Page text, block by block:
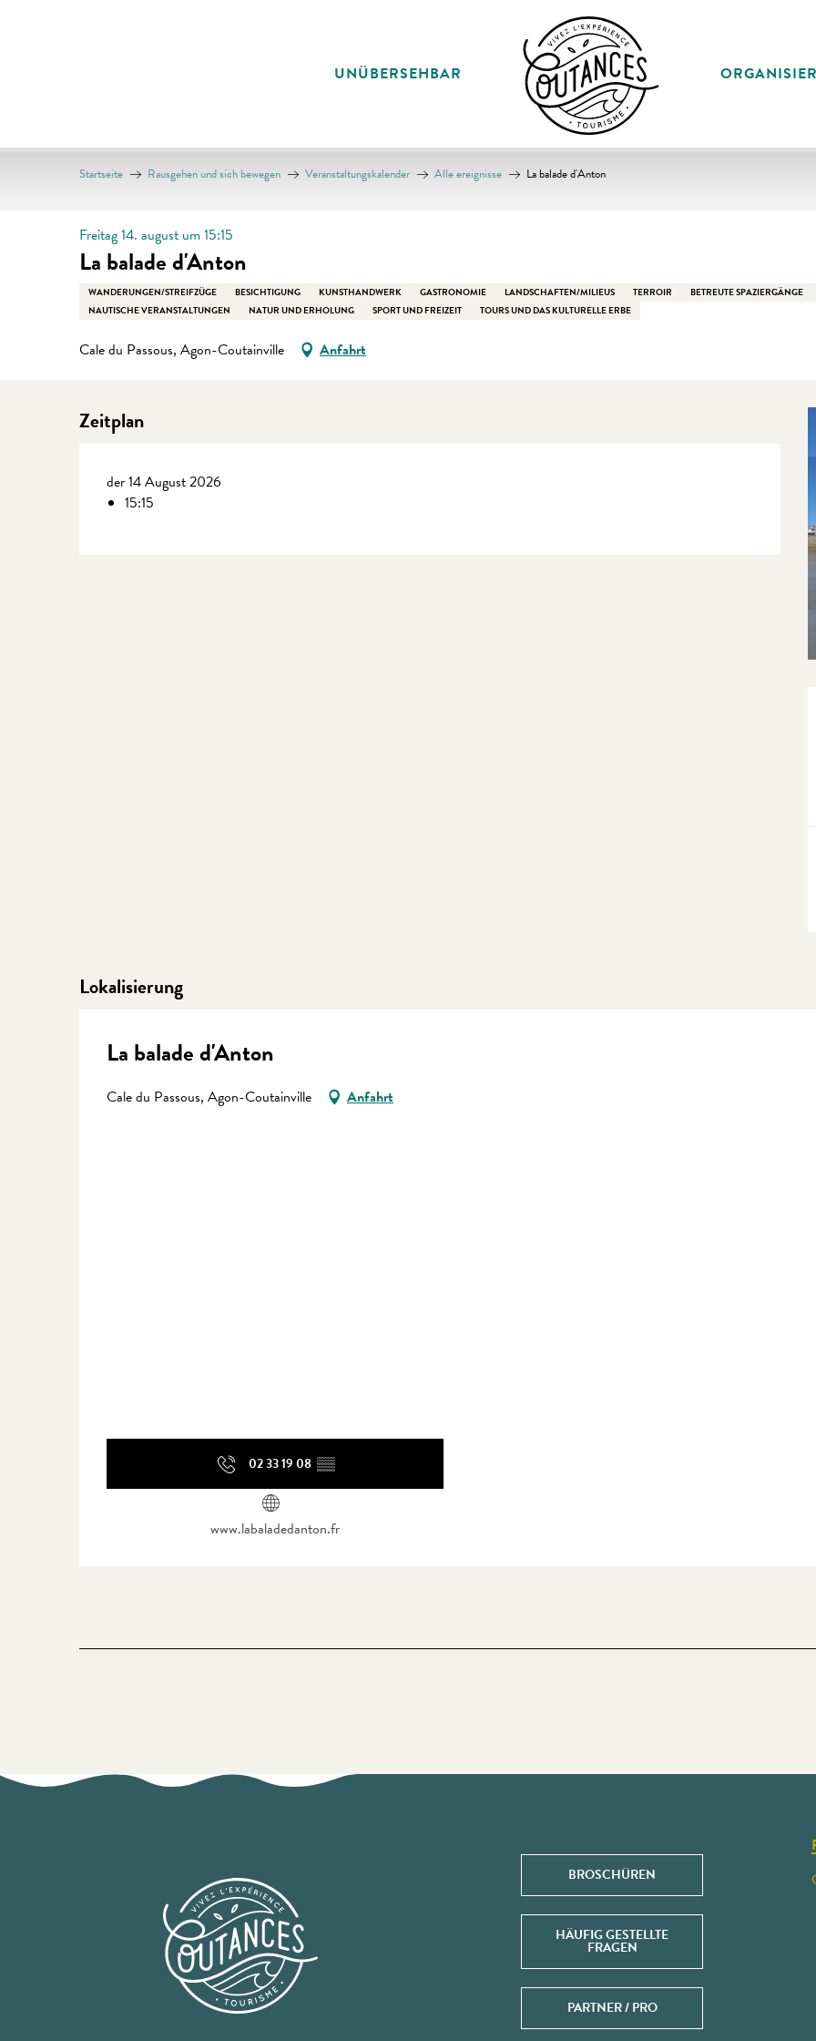
UNÜBERSEHBAR
Startseite Rausgehen und sich bewegen Veranstaltungskalender Alle ereignisse La balade d'Anton
Freitag 14. august um 15:15
La balade d'Anton
WANDERUNGEN/STREIFZÜGE BESICHTIGUNG KUNSTHANDWERK GASTRONOMIE LANDSCHAFTEN/MILIEUS TERROIR BETREUTE SPAZIERGÄNGE
NAUTISCHE VERANSTALTUNGEN
NATUR UND ERHOLUNG SPORT UND FREIZEIT TOURS UND DAS KULTURELLE ERBE
Cale du Passous, Agon-Coutainville Anfahrt
Zeitplan
der 14 August 2026
15:15
Lokalisierung
La balade d'Anton
Cale du Passous, Agon-Coutainville
Anfahrt
02 33 19 08 ▒▒
www.labaladedanton.fr
BROSCHÜREN
HÄUFIG GESTELLTE
FRAGEN
PARTNER / PRO